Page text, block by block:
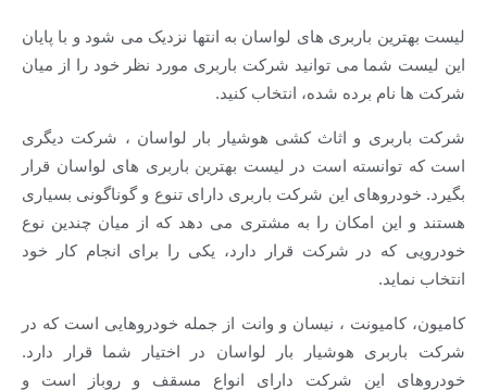
باربری های لواسان به انتها نزدیک می شود و با پایان
می توانید شرکت باربری مورد نظر خود را از میان
برده شده، انتخاب کنید.
و اثاث کشی هوشیار بار لواسان ، شرکت دیگری
است در لیست بهترین باربری های لواسان قرار
این شرکت باربری دارای تنوع و گوناگونی بسیاری
امکان را به مشتری می دهد که از میان چندین نوع
در شرکت قرار دارد، یکی را برای انجام کار خود
، نیسان و وانت از جمله خودروهایی است که در
هوشیار بار لواسان در اختیار شما قرار دارد.
این شرکت دارای انواع مسقف و روباز است و